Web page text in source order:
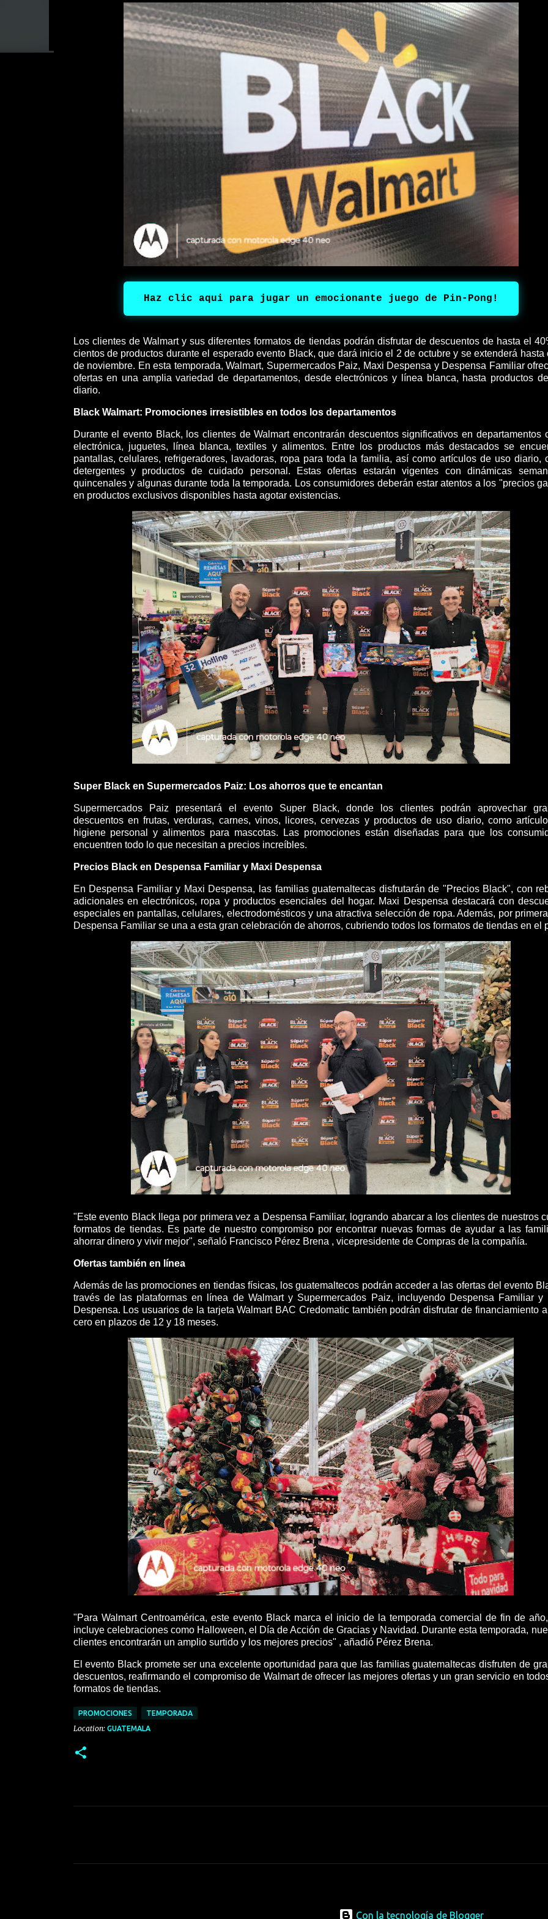
ubicación; simboliza el inicio de una nueva etapa de crecimiento, cercanía y servicio. Nuestro objetivo es
en el punto de referencia para empresarios, emprendedores y familias que buscan vehículos confiables y
comentó Herbert Villagrán, Jefe de Ventas, Roosevelt. Foton: Tecnología g...
Haz clic aqui para jugar un emocionante juego de Pin-Pong!
Los clientes de Walmart y sus diferentes formatos de tiendas podrán disfrutar de descuentos de hasta el
cientos de productos durante el esperado evento Black, que dará inicio el 2 de octubre y se extenderá hasta
de noviembre. En esta temporada, Walmart, Supermercados Paiz, Maxi Despensa y Despensa Familiar
ofertas en una amplia variedad de departamentos, desde electrónicos y línea blanca, hasta productos
diario.
Black Walmart: Promociones irresistibles en todos los departamentos
Durante el evento Black, los clientes de Walmart encontrarán descuentos significativos en departamentos
electrónica, juguetes, línea blanca, textiles y alimentos. Entre los productos más destacados se
pantallas, celulares, refrigeradores, lavadoras, ropa para toda la familia, así como artículos de uso diario,
detergentes y productos de cuidado personal. Estas ofertas estarán vigentes con dinámicas
quincenales y algunas durante toda la temporada. Los consumidores deberán estar atentos a los "precios
en productos exclusivos disponibles hasta agotar existencias.
Super Black en Supermercados Paiz: Los ahorros que te encantan
Supermercados Paiz presentará el evento Super Black, donde los clientes podrán aprovechar
descuentos en frutas, verduras, carnes, vinos, licores, cervezas y productos de uso diario, como
higiene personal y alimentos para mascotas. Las promociones están diseñadas para que los
encuentren todo lo que necesitan a precios increíbles.
Precios Black en Despensa Familiar y Maxi Despensa
En Despensa Familiar y Maxi Despensa, las familias guatemaltecas disfrutarán de "Precios Black", con
adicionales en electrónicos, ropa y productos esenciales del hogar. Maxi Despensa destacará con
especiales en pantallas, celulares, electrodomésticos y una atractiva selección de ropa. Además, por
Despensa Familiar se una a esta gran celebración de ahorros, cubriendo todos los formatos de tiendas en el
"Este evento Black llega por primera vez a Despensa Familiar, logrando abarcar a los clientes de nuestros
formatos de tiendas. Es parte de nuestro compromiso por encontrar nuevas formas de ayudar a las
ahorrar dinero y vivir mejor", señaló Francisco Pérez Brena , vicepresidente de Compras de la compañía.
Ofertas también en línea
Además de las promociones en tiendas físicas, los guatemaltecos podrán acceder a las ofertas del evento
través de las plataformas en línea de Walmart y Supermercados Paiz, incluyendo Despensa Familiar y
Despensa. Los usuarios de la tarjeta Walmart BAC Credomatic también podrán disfrutar de financiamiento
cero en plazos de 12 y 18 meses.
"Para Walmart Centroamérica, este evento Black marca el inicio de la temporada comercial de fin de
incluye celebraciones como Halloween, el Día de Acción de Gracias y Navidad. Durante esta temporada,
clientes encontrarán un amplio surtido y los mejores precios" , añadió Pérez Brena.
El evento Black promete ser una excelente oportunidad para que las familias guatemaltecas disfruten de
descuentos, reafirmando el compromiso de Walmart de ofrecer las mejores ofertas y un gran servicio en
formatos de tiendas.
PROMOCIONES TEMPORADA
Location: GUATEMALA
Con la tecnología de Blogger